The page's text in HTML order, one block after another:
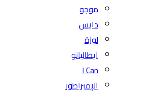
موجو
دايس
لوزة
ايطاليانو
I Can
الإمبراطور